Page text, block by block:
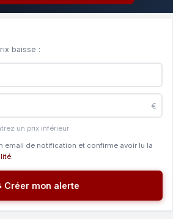
baisse :
€
un prix inférieur
email de notification et confirme avoir lu la
.
Créer mon alerte